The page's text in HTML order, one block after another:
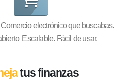
electrónico que buscabas.
Escalable. Fácil de usar.
tus finanzas